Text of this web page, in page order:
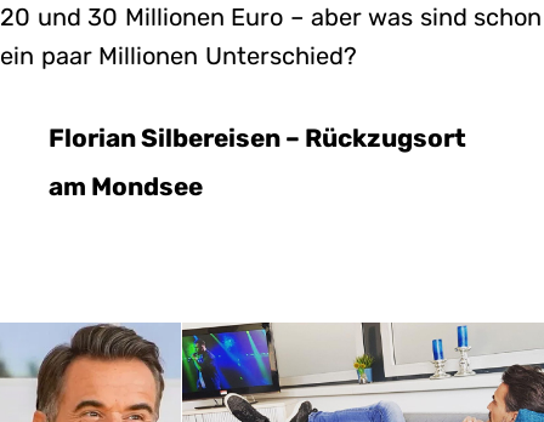
20 und 30 Millionen Euro – aber was sind schon
ein paar Millionen Unterschied?
Florian Silbereisen – Rückzugsort
am Mondsee